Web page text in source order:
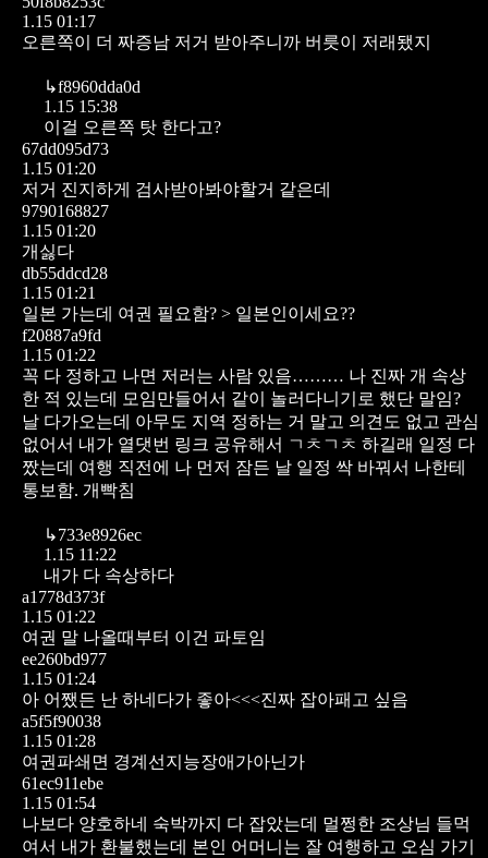
1.15 01:17
오른쪽이 더 짜증남 저거 받아주니까 버릇이 저래됐지
↳f8960dda0d
1.15 15:38
이걸 오른쪽 탓 한다고?
67dd095d73
1.15 01:20
저거 진지하게 검사받아봐야할거 같은데
9790168827
1.15 01:20
개싫다
db55ddcd28
1.15 01:21
일본 가는데 여권 필요함? > 일본인이세요??
f20887a9fd
1.15 01:22
꼭 다 정하고 나면 저러는 사람 있음……… 나 진짜 개 속상
한 적 있는데 모임만들어서 같이 놀러다니기로 했단 말임?
날 다가오는데 아무도 지역 정하는 거 말고 의견도 없고 관심
없어서 내가 열댓번 링크 공유해서 ㄱㅊㄱㅊ 하길래 일정 다
짰는데 여행 직전에 나 먼저 잠든 날 일정 싹 바꿔서 나한테
통보함. 개빡침
↳733e8926ec
1.15 11:22
내가 다 속상하다
a1778d373f
1.15 01:22
여권 말 나올때부터 이건 파토임
ee260bd977
1.15 01:24
아 어쨌든 난 하네다가 좋아<<<진짜 잡아패고 싶음
a5f5f90038
1.15 01:28
여권파쇄면 경계선지능장애가아닌가
61ec911ebe
1.15 01:54
나보다 양호하네 숙박까지 다 잡았는데 멀쩡한 조상님 들먹
여서 내가 환불했는데 본인 어머니는 잘 여행하고 오심 가기